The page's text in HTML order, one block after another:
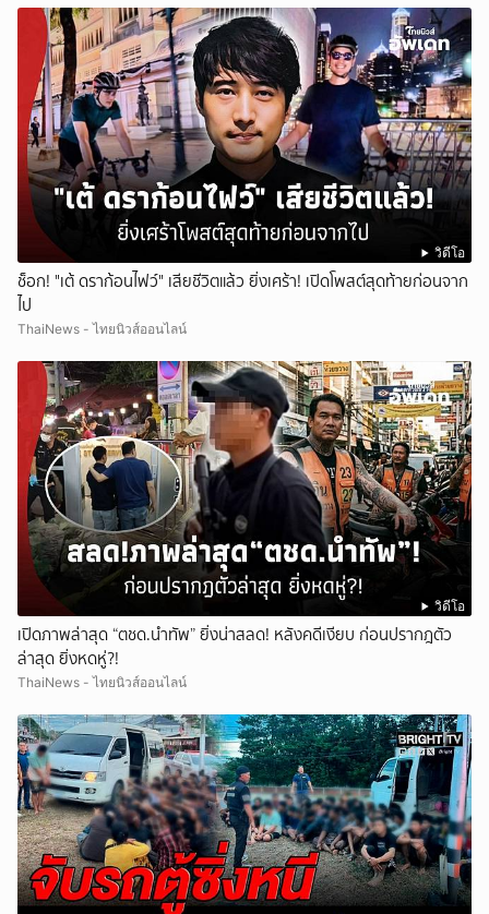
วิดีโอ
ช็อก! "เต้ ดราก้อนไฟว์" เสียชีวิตแล้ว ยิ่งเศร้า! เปิดโพสต์สุดท้ายก่อนจาก
ไป
ThaiNews - ไทยนิวส์ออนไลน์
วิดีโอ
เปิดภาพล่าสุด “ตชด.นำทัพ” ยิ่งน่าสลด! หลังคดีเงียบ ก่อนปรากฎตัว
ล่าสุด ยิ่งหดหู่?!
ThaiNews - ไทยนิวส์ออนไลน์